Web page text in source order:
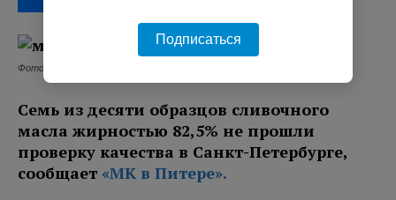
Фото: Freepik.
Семь из десяти образцов сливочного
масла жирностью 82,5% не прошли
проверку качества в Санкт-Петербурге,
сообщает «МК в Питере».
Подписаться